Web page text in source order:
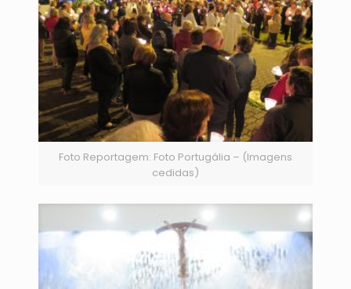
Foto Reportagem: Foto Portugália – (Imagens
cedidas)